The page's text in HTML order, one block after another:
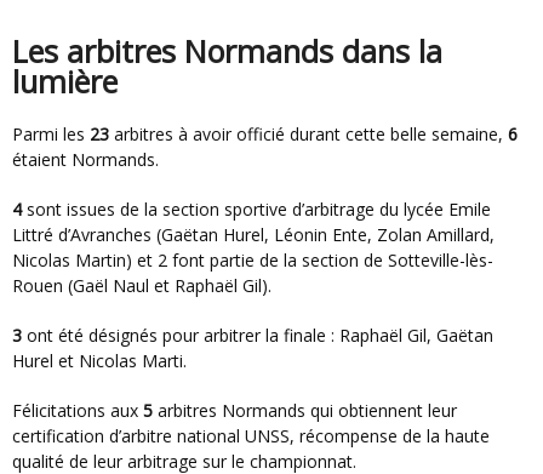
Les arbitres Normands dans la
lumière
Parmi les 23 arbitres à avoir officié durant cette belle semaine, 6
étaient Normands.
4sont issues de la section sportive d’arbitrage du lycée Emile
Littré d’Avranches (Gaëtan Hurel, Léonin Ente, Zolan Amillard,
Nicolas Martin) et 2 font partie de la section de Sotteville-lès-
Rouen (Gaël Naul et Raphaël Gil).
3 ont été désignés pour arbitrer la finale : Raphaël Gil, Gaëtan
Hurel et Nicolas Marti.
Félicitations aux 5 arbitres Normands qui obtiennent leur
certification d’arbitre national UNSS, récompense de la haute
qualité de leur arbitrage sur le championnat.